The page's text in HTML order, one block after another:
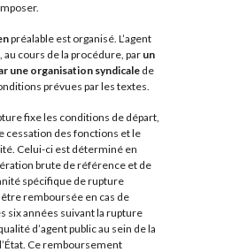
préalable est organisé. L’agent
, au cours de la procédure, par un
une organisation syndicale de
prévues par les textes.
fixe les conditions de départ,
cessation des fonctions et le
Celui-ci est déterminé en
brute de référence et de
spécifique de rupture
remboursée en cas de
six années suivant la rupture
d’agent public au sein de la
Ce remboursement